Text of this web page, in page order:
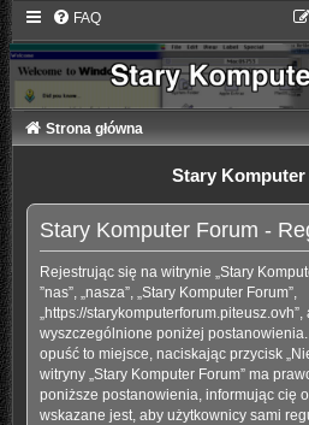
FAQ
Strona główna
Stary
Stary Komputer Forum -
Rejestrując się na witrynie „Stary
”nas”, „nasza”, „Stary Komputer Forum”,
„https://
wyszczególnione poniżej
opuść to miejsce, naciskając przycisk
witryny „Stary Komputer Forum” ma
poniższe postanowienia, informując cię
wskazane jest, aby użytkownicy sami